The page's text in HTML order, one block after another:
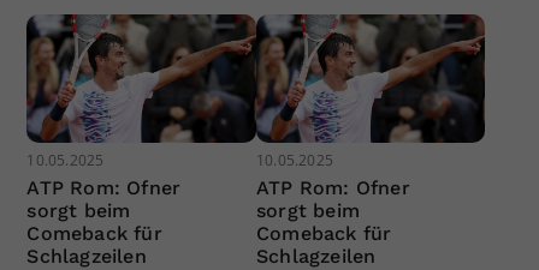
10.05.2025
ATP Rom: Ofner
sorgt beim
Comeback für
Schlagzeilen
10.05.2025
ATP Rom: Ofner
sorgt beim
Comeback für
Schlagzeilen